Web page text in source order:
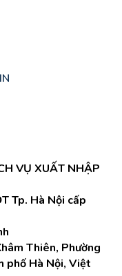
VỤ XUẤT NHẬP
Tp. Hà Nội cấp
Thiên, Phường
phố Hà Nội, Việt